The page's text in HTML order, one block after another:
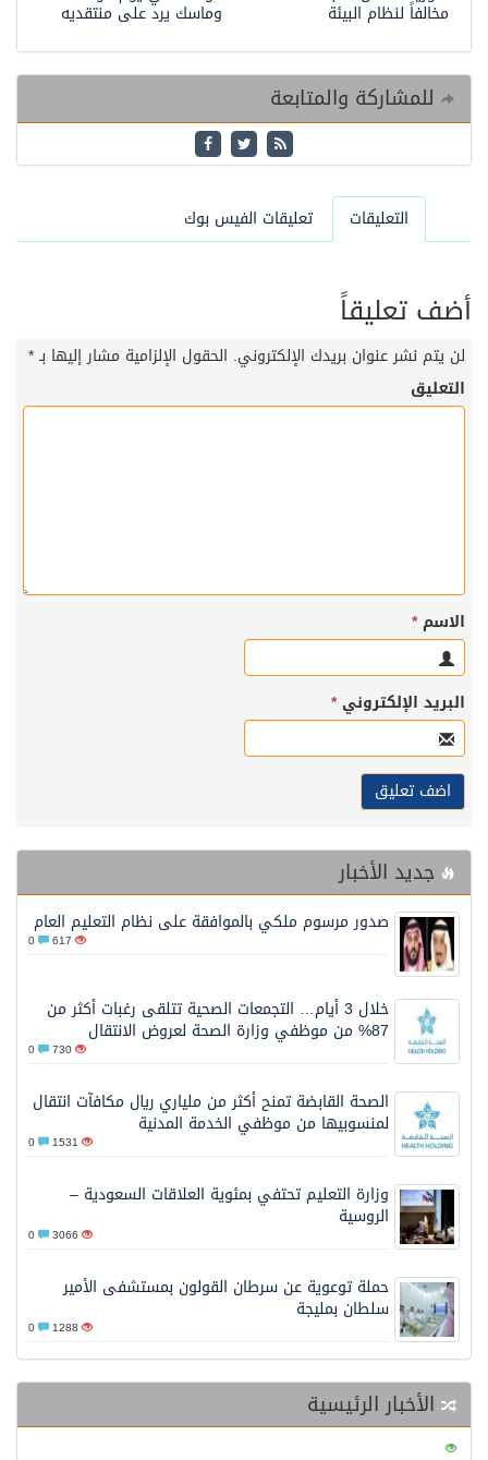
وماسك يرد على منتقديه مخالفاً لنظام البيئة
للمشاركة والمتابعة
التعليقات تعليقات الفيس بوك
أضف تعليقاً
لن يتم نشر عنوان بريدك الإلكتروني. الحقول الإلزامية مشار إليها بـ*
التعليق
الاسم*
البريد الإلكتروني*
جديد الأخبار
صدور مرسوم ملكي بالموافقة على نظام التعليم العام
617
خلال 3 أيام… التجمعات الصحية تتلقى رغبات أكثر من
87% من موظفي وزارة الصحة لعروض الانتقال
730
الصحة القابضة تمنح أكثر من ملياري ريال مكافآت انتقال
لمنسوبيها من موظفي الخدمة المدنية
1531
وزارة التعليم تحتفي بمئوية العلاقات السعودية –
الروسية
3066
حملة توعوية عن سرطان القولون بمستشفى الأمير
سلطان بمليجة
1288
الأخبار الرئيسية
123